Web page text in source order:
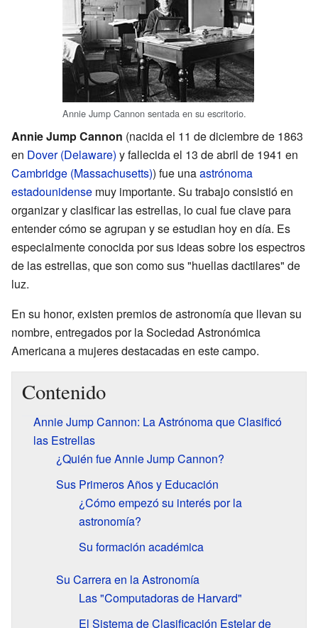
Annie Jump Cannon sentada en su escritorio.
Annie Jump Cannon (nacida el 11 de diciembre de 1863
en Dover (Delaware) y fallecida el 13 de abril de 1941 en
Cambridge (Massachusetts)) fue unaastrónoma
estadounidense muy importante. Su trabajo consistió en
organizar y clasificar las estrellas, lo cual fue clave para
entender cómo se agrupan y se estudian hoy en día. Es
especialmente conocida por sus ideas sobre los espectros
de las estrellas, que son como sus "huellas dactilares" de
luz.
En su honor, existen premios de astronomía que llevan su
nombre, entregados por la Sociedad Astronómica
Americana a mujeres destacadas en este campo.
Contenido
Annie Jump Cannon: La Astrónoma que Clasificó
las Estrellas
¿Quién fue Annie Jump Cannon?
Sus Primeros Años y Educación
¿Cómo empezó su interés por la
astronomía?
Su formación académica
Su Carrera en la Astronomía
Las "Computadoras de Harvard"
El Sistema de Clasificación Estelar de